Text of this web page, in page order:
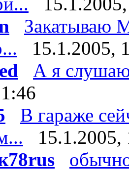
Закатываю
15.1.2005,
А я
В гараже
15.1.2005,